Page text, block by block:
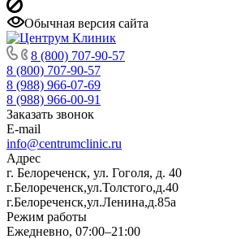
Обычная версия сайта
8 (800) 707-90-57
8 (800) 707-90-57
8 (988) 966-07-69
8 (988) 966-00-91
Заказать звонок
E-mail
info@centrumclinic.ru
Адрес
г. Белореченск, ул. Гоголя, д. 40
г.Белореченск,ул.Толстого,д.40
г.Белореченск,ул.Ленина,д.85а
Режим работы
Ежедневно, 07:00–21:00